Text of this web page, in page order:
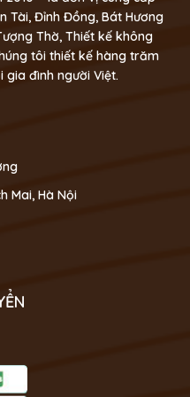
Tài, Đỉnh Đồng, Bát Hương
Thờ, Thiết kế không
tôi thiết kế hàng trăm
đình người Việt.
Mai, Hà Nội